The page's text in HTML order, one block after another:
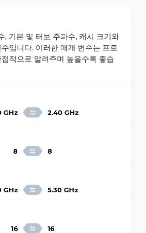
, 기본 및 터보 주파수, 캐시 크기와
입니다. 이러한 매개 변수는 프로
적으로 알려주며 높을수록 좋습
GHz 2.40 GHz
8 8
GHz 5.30 GHz
16 16